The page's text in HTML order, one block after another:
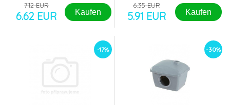
7.12 EUR
6.62 EUR Kaufen
6.35 EUR
5.91 EUR Kaufen
-17% -30%